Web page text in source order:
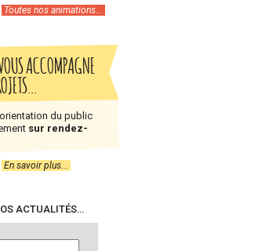
Toutes nos animations...
ACCOMPAGNE
du public
sur rendez-
En savoir plus...
ACTUALITÉS…